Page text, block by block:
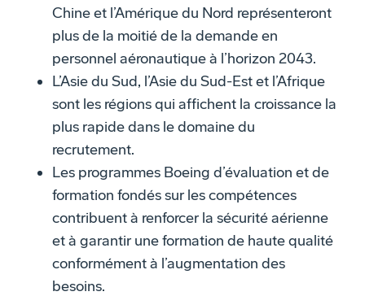
Chine et l’Amérique du Nord représenteront
plus de la moitié de la demande en
personnel aéronautique à l’horizon 2043.
L’Asie du Sud, l’Asie du Sud-Est et l’Afrique
sont les régions qui affichent la croissance la
plus rapide dans le domaine du
recrutement.
Les programmes Boeing d’évaluation et de
formation fondés sur les compétences
contribuent à renforcer la sécurité aérienne
et à garantir une formation de haute qualité
conformément à l’augmentation des
besoins.